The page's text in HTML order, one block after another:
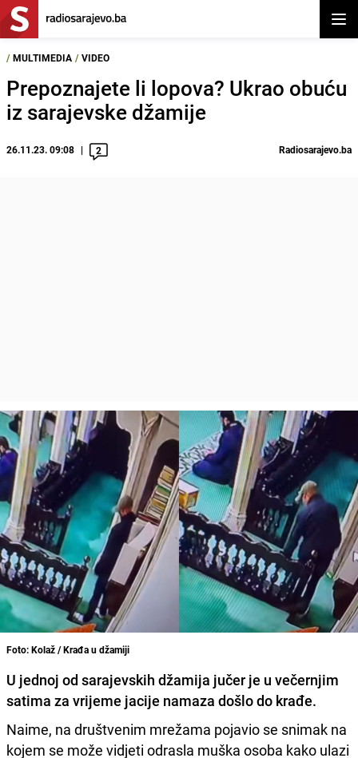
/ MULTIMEDIA / VIDEO
Prepoznajete li lopova? Ukrao obuću
iz sarajevske džamije
26.11.23. 09:08 2 Radiosarajevo.ba
Foto: Kolaž / Krađa u džamiji
U jednoj od sarajevskih džamija jučer je u večernjim
satima za vrijeme jacije namaza došlo do krađe.
Naime, na društvenim mrežama pojavio se snimak na
kojem se može vidjeti odrasla muška osoba kako ulazi